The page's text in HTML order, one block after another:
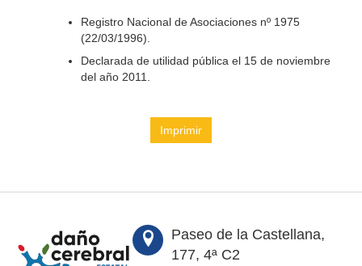
Registro Nacional de Asociaciones nº 1975
(22/03/1996).
Declarada de utilidad pública el 15 de noviembre
del año 2011.
Imprimir
Paseo de la Castellana,
177, 4ª C2